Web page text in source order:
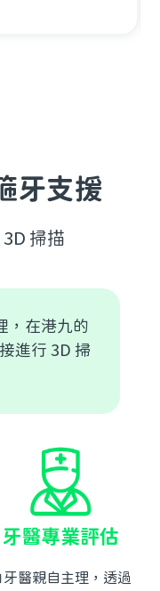
牙支援
掃描
，在港九的
進行 3D 掃
牙醫專業評估
牙醫親自主理，透過